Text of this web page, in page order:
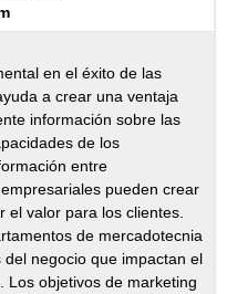
en el éxito de las
a crear una ventaja
información sobre las
de los
entre
pueden crear
el valor para los clientes.
de mercadotecnia
negocio que impactan el
Los objetivos de marketing